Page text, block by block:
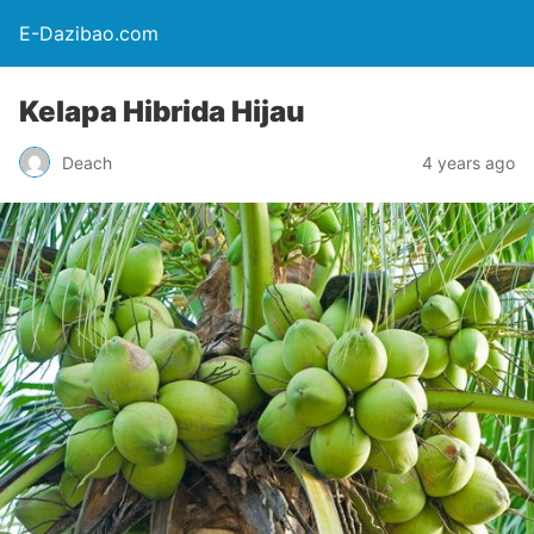
E-Dazibao.com
Kelapa Hibrida Hijau
Deach 4 years ago